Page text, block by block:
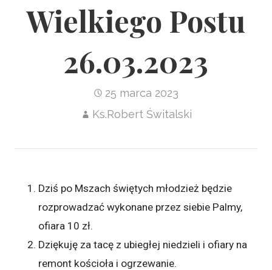
Wielkiego Postu
26.03.2023
25 marca 2023
Ks.Robert Świtalski
Dziś po Mszach świętych młodzież będzie
rozprowadzać wykonane przez siebie Palmy,
ofiara 10 zł.
Dziękuję za tacę z ubiegłej niedzieli i ofiary na
remont kościoła i ogrzewanie.